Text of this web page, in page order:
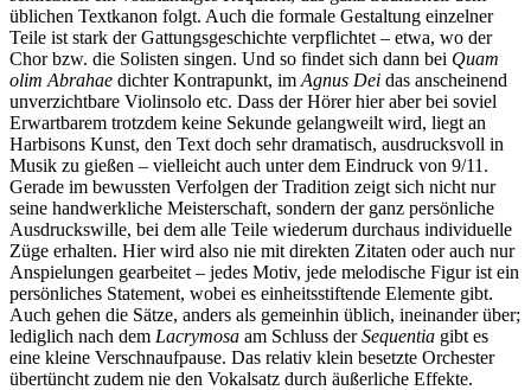
üblichen Textkanon folgt. Auch die formale Gestaltung einzelner
Teile ist stark der Gattungsgeschichte verpflichtet – etwa, wo der
Chor bzw. die Solisten singen. Und so findet sich dann bei Quam
olim Abrahae dichter Kontrapunkt, im Agnus Dei das anscheinend
unverzichtbare Violinsolo etc. Dass der Hörer hier aber bei soviel
Erwartbarem trotzdem keine Sekunde gelangweilt wird, liegt an
Harbisons Kunst, den Text doch sehr dramatisch, ausdrucksvoll in
Musik zu gießen – vielleicht auch unter dem Eindruck von 9/11.
Gerade im bewussten Verfolgen der Tradition zeigt sich nicht nur
seine handwerkliche Meisterschaft, sondern der ganz persönliche
Ausdruckswille, bei dem alle Teile wiederum durchaus individuelle
Züge erhalten. Hier wird also nie mit direkten Zitaten oder auch nur
Anspielungen gearbeitet – jedes Motiv, jede melodische Figur ist ein
persönliches Statement, wobei es einheitsstiftende Elemente gibt.
Auch gehen die Sätze, anders als gemeinhin üblich, ineinander über;
lediglich nach dem Lacrymosa am Schluss derSequentia gibt es
eine kleine Verschnaufpause. Das relativ klein besetzte Orchester
übertüncht zudem nie den Vokalsatz durch äußerliche Effekte.